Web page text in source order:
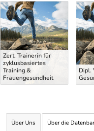
Uber
Zert. Trainerin für
zyklusbasiertes
Training &
Frauengesundheit
Dipl.
Über Uns Über die